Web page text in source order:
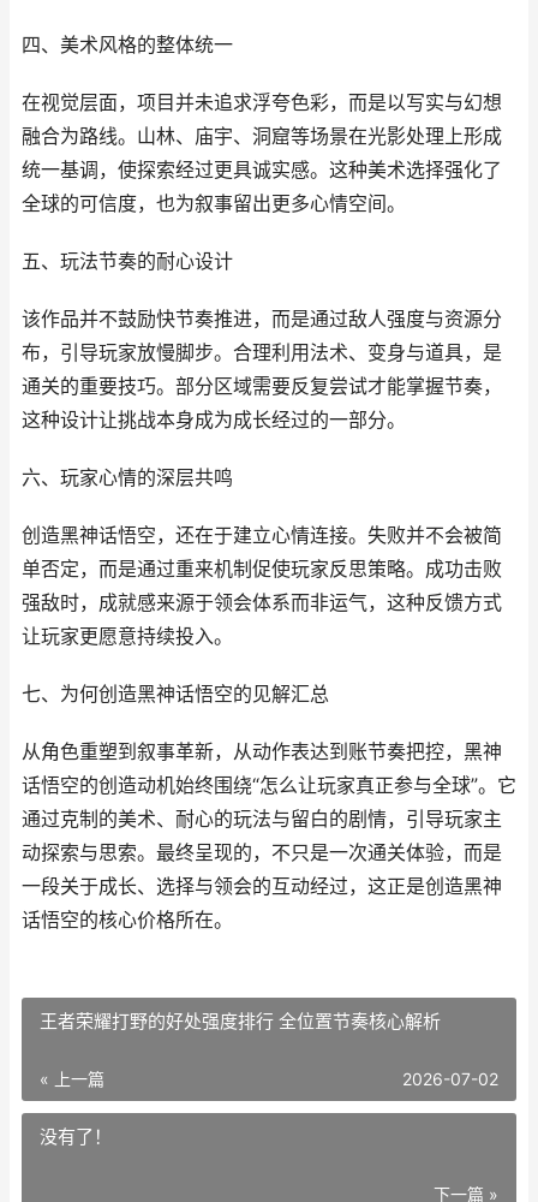
四、美术风格的整体统一
在视觉层面，项目并未追求浮夸色彩，而是以写实与幻想
融合为路线。山林、庙宇、洞窟等场景在光影处理上形成
统一基调，使探索经过更具诚实感。这种美术选择强化了
全球的可信度，也为叙事留出更多心情空间。
五、玩法节奏的耐心设计
该作品并不鼓励快节奏推进，而是通过敌人强度与资源分
布，引导玩家放慢脚步。合理利用法术、变身与道具，是
通关的重要技巧。部分区域需要反复尝试才能掌握节奏，
这种设计让挑战本身成为成长经过的一部分。
六、玩家心情的深层共鸣
创造黑神话悟空，还在于建立心情连接。失败并不会被简
单否定，而是通过重来机制促使玩家反思策略。成功击败
强敌时，成就感来源于领会体系而非运气，这种反馈方式
让玩家更愿意持续投入。
七、为何创造黑神话悟空的见解汇总
从角色重塑到叙事革新，从动作表达到账节奏把控，黑神
话悟空的创造动机始终围绕“怎么让玩家真正参与全球”。它
通过克制的美术、耐心的玩法与留白的剧情，引导玩家主
动探索与思索。最终呈现的，不只是一次通关体验，而是
一段关于成长、选择与领会的互动经过，这正是创造黑神
话悟空的核心价格所在。
王者荣耀打野的好处强度排行 全位置节奏核心解析
« 上一篇 2026-07-02
没有了！
下一篇 »